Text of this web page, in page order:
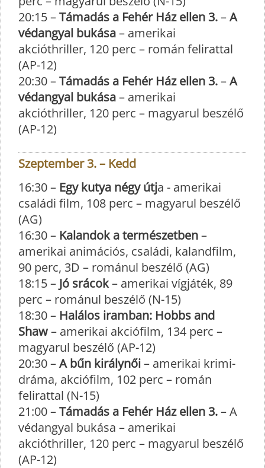
20:15 –Támadás a Fehér Ház ellen 3.–A
védangyal bukása– amerikai
akcióthriller, 120 perc – román felirattal
(AP-12)
20:30 –Támadás a Fehér Ház ellen 3.–A
védangyal bukása– amerikai
akcióthriller, 120 perc – magyarul beszélő
(AP-12)
Szeptember 3. – Kedd
16:30 – Egy kutya négy útja - amerikai
családi film, 108 perc – magyarul beszélő
(AG)
16:30 – Kalandok a természetben–
amerikai animációs, családi, kalandfilm,
90 perc, 3D – románul beszélő (AG)
18:15 – Jó srácok– amerikai vígjáték, 89
perc – románul beszélő (N-15)
18:30 – Halálos iramban: Hobbs and
Shaw– amerikai akciófilm, 134 perc –
magyarul beszélő (AP-12)
20:30 –A bűn királynői– amerikai krimi-
dráma, akciófilm, 102 perc – román
felirattal (N-15)
21:00 –Támadás a Fehér Ház ellen 3.– A
védangyal bukása – amerikai
akcióthriller, 120 perc – magyarul beszélő
(AP-12)